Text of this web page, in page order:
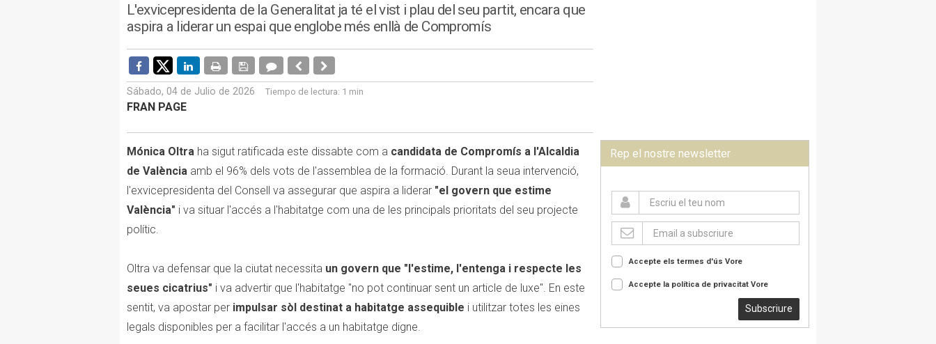
L'exvicepresidenta de la Generalitat ja té el vist i plau del seu partit, encara que
aspira a liderar un espai que englobe més enllà de Compromís
Sábado, 04 de Julio de 2026 Tiempo de lectura: 1 min
FRAN PAGE
Mónica Oltra ha sigut ratificada este dissabte com a candidata de Compromís a l'Alcaldia
de València amb el 96% dels vots de l'assemblea de la formació. Durant la seua intervenció,
l'exvicepresidenta del Consell va assegurar que aspira a liderar "el govern que estime
València" i va situar l'accés a l'habitatge com una de les principals prioritats del seu projecte
polític.
Oltra va defensar que la ciutat necessita un govern que "l'estime, l'entenga i respecte les
seues cicatrius" i va advertir que l'habitatge "no pot continuar sent un article de luxe". En este
sentit, va apostar per impulsar sòl destinat a habitatge assequible i utilitzar totes les eines
legals disponibles per a facilitar l'accés a un habitatge digne.
Rep el nostre newsletter
Accepte els termes d'ús Vore
Accepte la política de privacitat Vore
Subscriure